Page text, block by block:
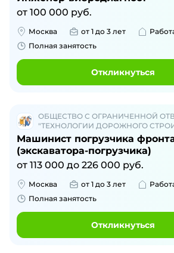
от 100 000 руб.
Москва от 1 до 3 лет
Полная занятость
Откликнуться
ОБЩЕСТВО С ОГРАНИЧЕННОЙ
"ТЕХНОЛОГИИ ДОРОЖНОГО
Машинист погрузчика
(экскаватора-погрузчика)
от 113 000 до 226 000 руб.
Москва от 1 до 3 лет
Полная занятость
Откликнуться